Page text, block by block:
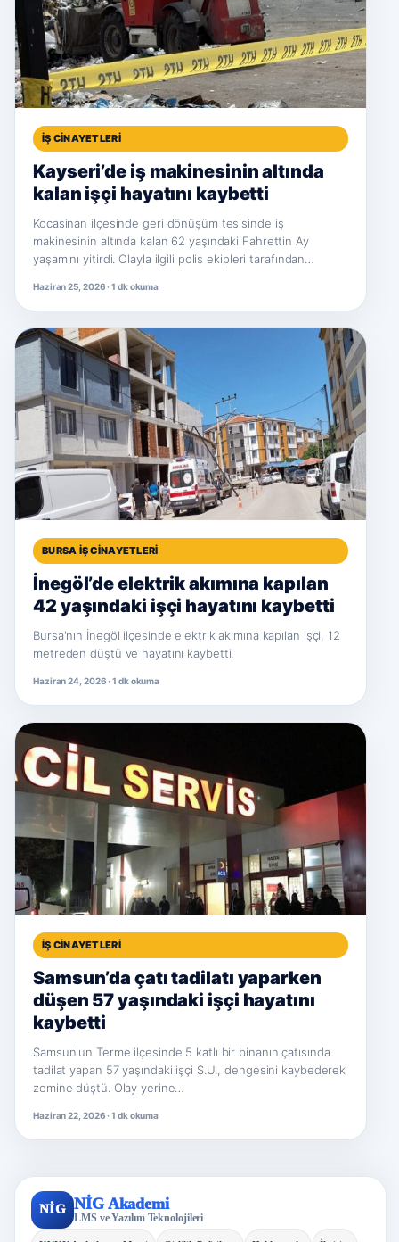
İŞ CINAYETLERI
Kayseri’de iş makinesinin altında
kalan işçi hayatını kaybetti
Kocasinan ilçesinde geri dönüşüm tesisinde iş
makinesinin altında kalan 62 yaşındaki Fahrettin Ay
yaşamını yitirdi. Olayla ilgili polis ekipleri tarafından…
Haziran 25, 2026 · 1 dk okuma
BURSA İŞ CINAYETLERI
İnegöl’de elektrik akımına kapılan
42 yaşındaki işçi hayatını kaybetti
Bursa'nın İnegöl ilçesinde elektrik akımına kapılan işçi, 12
metreden düştü ve hayatını kaybetti.
Haziran 24, 2026 · 1 dk okuma
İŞ CINAYETLERI
Samsun’da çatı tadilatı yaparken
düşen 57 yaşındaki işçi hayatını
kaybetti
Samsun'un Terme ilçesinde 5 katlı bir binanın çatısında
tadilat yapan 57 yaşındaki işçi S.U., dengesini kaybederek
zemine düştü. Olay yerine…
Haziran 22, 2026 · 1 dk okuma
NİG NİG Akademi
LMS ve Yazılım Teknolojileri